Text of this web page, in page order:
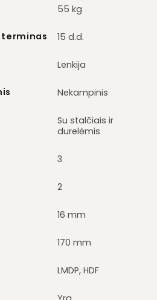
55 kg
15 d.d.
Lenkija
Nekampinis
Su stalčiais ir
durelėmis
3
2
16 mm
170 mm
LMDP, HDF